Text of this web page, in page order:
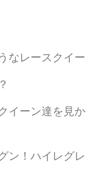
レースクイー
イーン達を見
！ハイレグ